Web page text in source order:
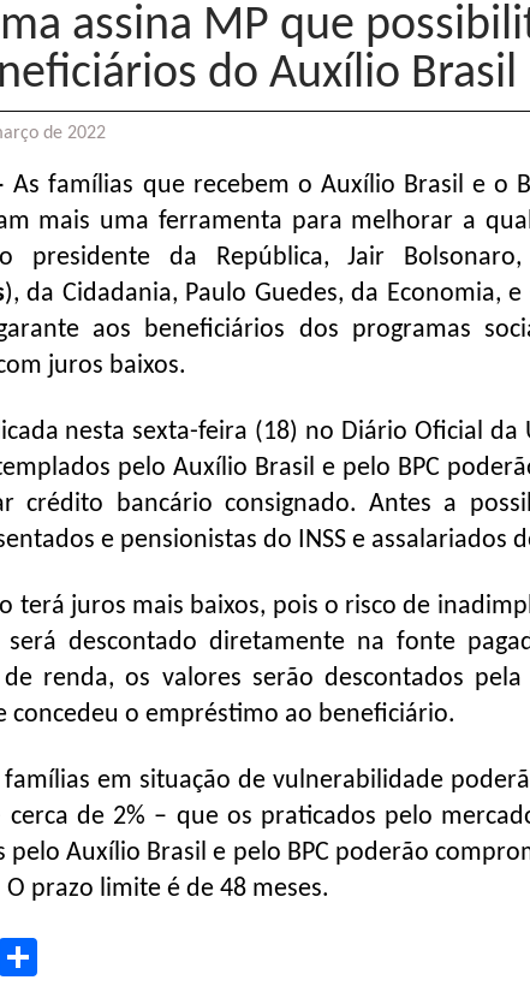
assina MP que
do Auxílio Brasil
de 2022
As famílias que recebem o Auxílio Brasil e o
mais uma ferramenta para melhorar a
presidente da República, Jair
), da Cidadania, Paulo Guedes, da Economia,
aos beneficiários dos programas
juros baixos.
nesta sexta-feira (18) no Diário Oficial da
pelo Auxílio Brasil e pelo BPC
crédito bancário consignado. Antes a
e pensionistas do INSS e assalariados
terá juros mais baixos, pois o risco de
será descontado diretamente na fonte
renda, os valores serão descontados
concedeu o empréstimo ao beneficiário.
famílias em situação de vulnerabilidade
cerca de 2% – que os praticados pelo
pelo Auxílio Brasil e pelo BPC poderão
prazo limite é de 48 meses.
Email